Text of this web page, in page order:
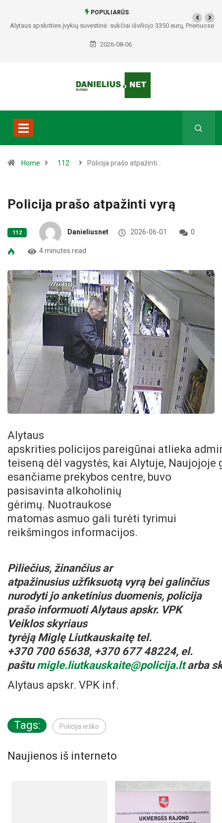
POPULIARŪS
Alytaus apskrities įvykių suvestinė: sukčiai išviliojo 3350 eurų, Prienuose
– policijos gaudynės, Varėnos rajone rasti du mirę žmonės
2026-08-06
Home 112 Policija prašo atpažinti…
Policija prašo atpažinti vyrą
112 Danieliusnet 2026-06-01 0
4 minutes read
Alytaus
apskrities policijos pareigūnai atlieka
teiseną dėl vagystės, kai Alytuje, Naujojoje
esančiame prekybos centre, buvo
pasisavinta alkoholinių
gėrimų. Nuotraukose
matomas asmuo gali turėti tyrimui
reikšmingos informacijos.
Piliečius, žinančius ar
atpažinusius užfiksuotą vyrąbeigalinčius
nurodytijoanketinius duomenis, policija
prašoinformuoti Alytaus apskr. VPK
Veiklos skyriaus
tyrėją Miglę Liutkauskaitętel.
+370 700 65638, +370 67748224, el.
paštumigle.liutkauskaite@policija.lt arba
Alytaus apskr. VPK inf.
Tags: Policija ieško
Naujienos iš interneto